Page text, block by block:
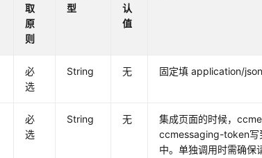
取
原
则
型
认
值
必
选
String 无 固定填 application/
必
选
String 无
集成页面的时候，
ccmessaging-token写
中。单独调用时需确保